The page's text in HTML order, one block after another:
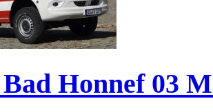
Honnef 03